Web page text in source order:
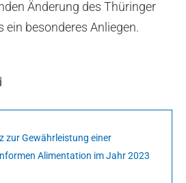
Änderung des Thüringer
ein besonderes Anliegen.
zur Gewährleistung einer
Alimentation im Jahr 2023